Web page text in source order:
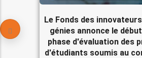
Le Fonds des
génies annonce le
phase d'évaluation des
d'étudiants soumis au